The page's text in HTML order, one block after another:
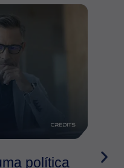
política